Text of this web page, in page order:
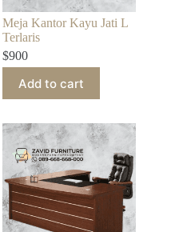
Meja Kantor Kayu Jati L
Terlaris
$900
Add to cart